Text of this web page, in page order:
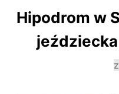
Hipodrom w
jeździecka